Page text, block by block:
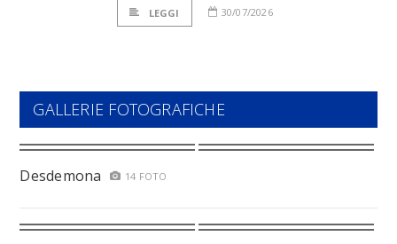
LEGGI 30/07/2026
GALLERIE FOTOGRAFICHE
Desdemona 14 FOTO